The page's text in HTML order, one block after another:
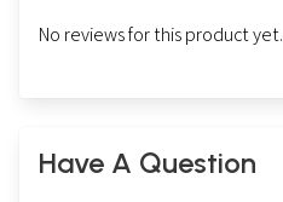
No reviews for this product yet.
Have A Question